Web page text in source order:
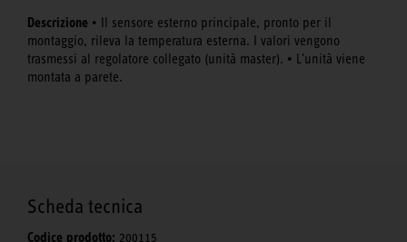
Descrizione • Il sensore esterno principale, pronto per il
montaggio, rileva la temperatura esterna. I valori vengono
trasmessi al regolatore collegato (unità master). • L'unità viene
montata a parete.
Scheda tecnica
Codice prodotto: 200115